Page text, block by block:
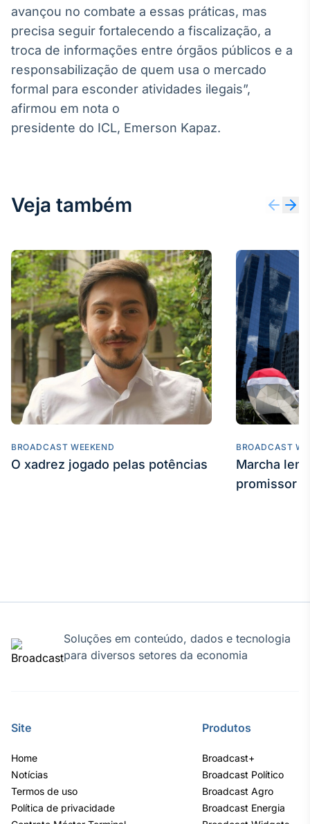
Broadcast
Radar
Monitoramento
inteligente de
notícias e
conteúdos
Fundos
BroadFast
Em breve
Gestão de
Em breve
Crédito
Em breve
avançou no combate a essas práticas, mas
precisa seguir fortalecendo a fiscalização, a
troca de informações entre órgãos públicos e a
responsabilização de quem usa o mercado
formal para esconder atividades ilegais”,
afirmou em nota o
presidente do ICL, Emerson Kapaz.
Veja também
BROADCAST WEEKEND
O xadrez jogado pelas potências
BROADCAST
Marcha
promissor
Soluções em conteúdo, dados e tecnologia
para diversos setores da economia
Site
Home
Notícias
Termos de uso
Política de privacidade
Produtos
Broadcast+
Broadcast Político
Broadcast Agro
Broadcast Energia